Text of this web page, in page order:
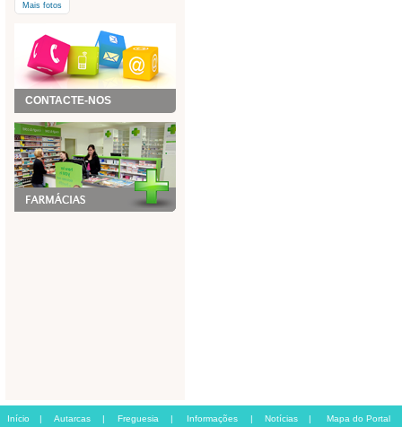
Mais fotos
CONTACTE-NOS
Início | Autarcas | Freguesia | Informações | Notícias | Mapa do Portal